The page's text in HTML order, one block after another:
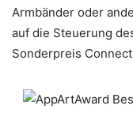
Armbänder oder
auf die Steuerung
Sonderpreis